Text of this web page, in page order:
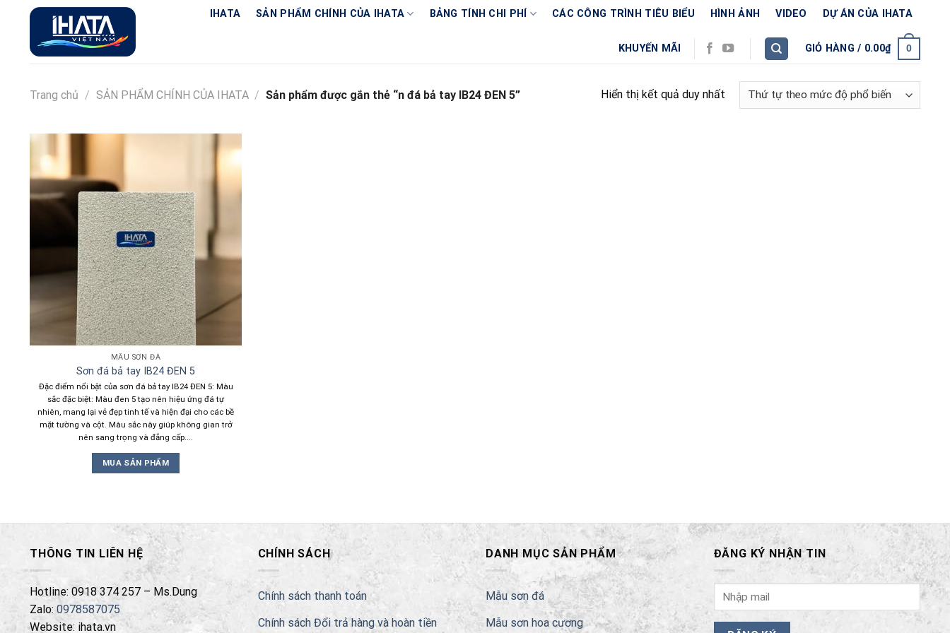
Chuyển
IHATA SẢN PHẨM CHÍNH CỦA IHATA BẢNG TÍNH CHI PHÍ CÁC CÔNG TRÌNH TIÊU BIỂU HÌNH ẢNH VIDEO DỰ ÁN CỦA IHATA
KHUYẾN MÃI GIỎ HÀNG / 0.00₫ 0
Trang chủ / SẢN PHẨM CHÍNH CỦA IHATA / Sản phẩm được gắn thẻ “n đá bả tay IB24 ĐEN 5” Hiển thị kết quả duy nhất
MẪU SƠN ĐÁ
Sơn đá bả tay IB24 ĐEN 5
Đặc điểm nổi bật của sơn đá bả tay IB24 ĐEN 5: Màu
sắc đặc biệt: Màu đen 5 tạo nên hiệu ứng đá tự
nhiên, mang lại vẻ đẹp tinh tế và hiện đại cho các bề
mặt tường và cột. Màu sắc này giúp không gian trở
nên sang trọng và đẳng cấp....
MUA SẢN PHẨM
THÔNG TIN LIÊN HỆ
Hotline: 0918 374 257 – Ms.Dung
Zalo:0978587075
Website: ihata.vn
CHÍNH SÁCH
Chính sách thanh toán
Chính sách Đổi trả hàng và hoàn tiền
DANH MỤC SẢN PHẨM
Mẫu sơn đá
Mẫu sơn hoa cương
ĐĂNG KÝ NHẬN TIN